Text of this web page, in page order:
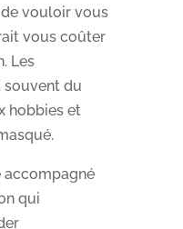
vouloir vous
vous coûter
Les
souvent du
hobbies et
accompagné
qui